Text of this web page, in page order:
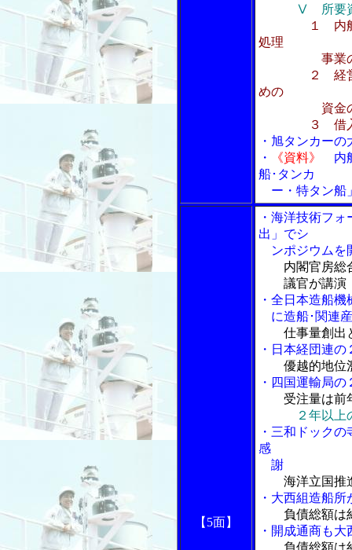
Ⅴ 所要
１ 内
処理
事業の所
２ 経営基盤
めの
資金の
３ 借入金
・旭タンカー
・
《資料》
内
船･タンカ
ー・特タン船
【5面】
・海洋技術フ
出」でシ
ンポジウムを
内閣官房総
議官が講演
・全日本造船
に造船･関連
仕事量創出
・日本経団連
優越的地位
・四国運輸局
受注量は前
２年以上
・三和ドック
感
謝
海洋立国推
・大西組造船
負債総額は
・開成通商も
負債総額は